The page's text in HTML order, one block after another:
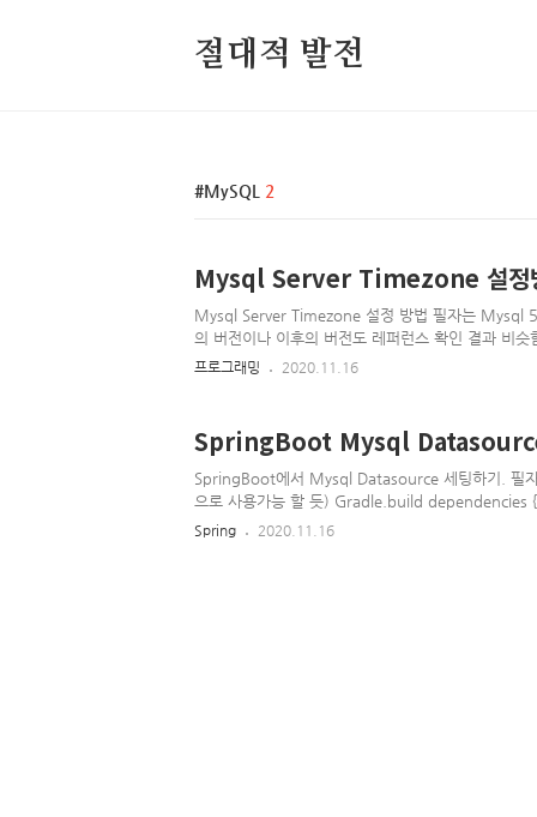
절대적 발전
MySQL 2
Mysql Server Timezone 설정
Mysql Server Timezone 설정 방법 필자는 Mysql
의 버전이나 이후의 버전도 레퍼런스 확인 결과 비슷
임존 확인가능 SELECT @@GLOBAL.time_zone,
따라간다고 한다.) If set to SYSTEM, every
requires a time zone calculation makes a
프로그래밍 2020.11.16
SpringBoot Mysql
SpringBoot에서 Mysql Datasource 세팅하기. 필
으로 사용가능 할 듯) Gradle.build
implementation
Spring 2020.11.16